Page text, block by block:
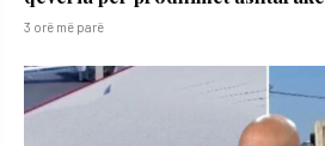
3 orë më parë